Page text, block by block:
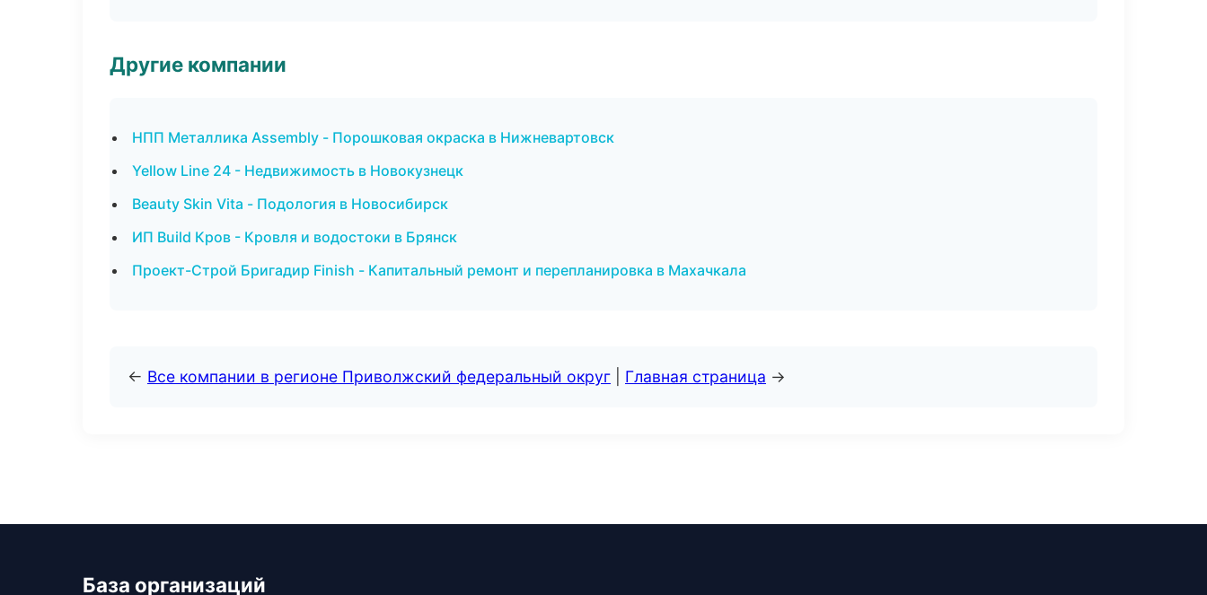
Другие компании
НПП Металлика Assembly - Порошковая окраска в Нижневартовск
Yellow Line 24 - Недвижимость в Новокузнецк
Beauty Skin Vita - Подология в Новосибирск
ИП Build Кров - Кровля и водостоки в Брянск
Проект-Строй Бригадир Finish - Капитальный ремонт и перепланировка в Махачкала
← Все компании в регионе Приволжский федеральный округ Главная страница →
База организаций